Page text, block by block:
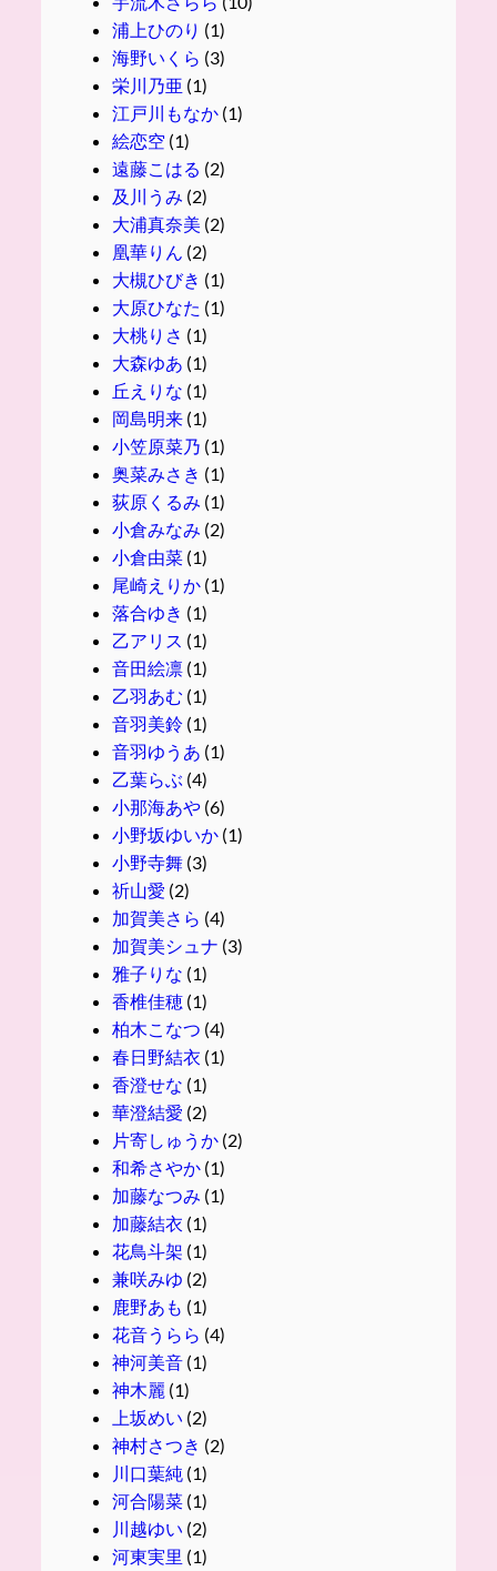
浦上ひのり (1)
海野いくら (3)
栄川乃亜 (1)
江戸川もなか(1)
絵恋空 (1)
遠藤こはる (2)
及川うみ (2)
大浦真奈美 (2)
凰華りん (2)
大槻ひびき (1)
大原ひなた (1)
大桃りさ (1)
大森ゆあ (1)
丘えりな (1)
岡島明来(1)
小笠原菜乃 (1)
奥菜みさき (1)
荻原くるみ (1)
小倉みなみ (2)
小倉由菜(1)
尾崎えりか(1)
落合ゆき (1)
乙アリス (1)
音田絵凛(1)
乙羽あむ (1)
音羽美鈴(1)
音羽ゆうあ (1)
乙葉らぶ (4)
小那海あや(6)
小野坂ゆいか(1)
小野寺舞(3)
祈山愛 (2)
加賀美さら (4)
加賀美シュナ (3)
雅子りな (1)
香椎佳穂(1)
柏木こなつ (4)
春日野結衣 (1)
香澄せな (1)
華澄結愛 (2)
片寄しゅうか(2)
和希さやか(1)
加藤なつみ (1)
加藤結衣 (1)
花鳥斗架 (1)
兼咲みゆ (2)
鹿野あも (1)
花音うらら (4)
神河美音(1)
神木麗 (1)
上坂めい (2)
神村さつき (2)
川口葉純 (1)
河合陽菜(1)
川越ゆい (2)
河東実里 (1)